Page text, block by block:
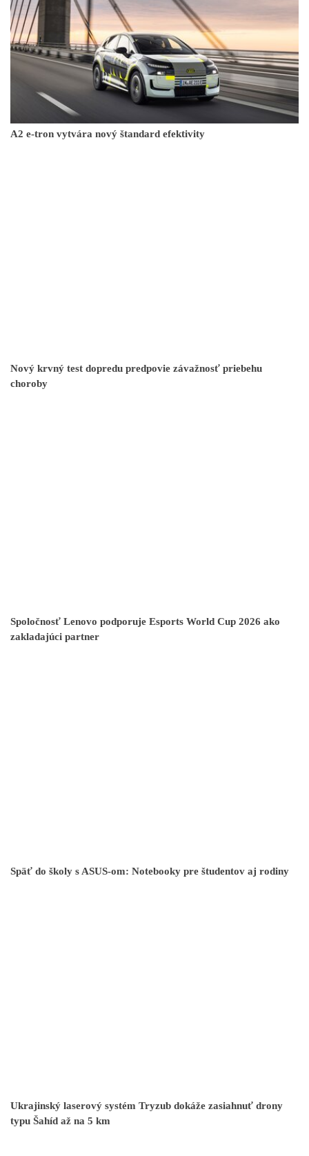
A2 e-tron vytvára nový štandard efektivity
Nový krvný test dopredu predpovie závažnosť priebehu
choroby
Spoločnosť Lenovo podporuje Esports World Cup 2026 ako
zakladajúci partner
Späť do školy s ASUS-om: Notebooky pre študentov aj rodiny
Ukrajinský laserový systém Tryzub dokáže zasiahnuť drony
typu Šahíd až na 5 km